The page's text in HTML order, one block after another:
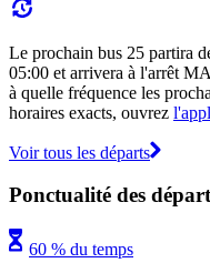
Le prochain bus 25 partira
05:00 et arrivera à l'arrêt
à quelle fréquence les
horaires exacts, ouvrez
Voir tous les départs
Ponctualité des
60 % du temps